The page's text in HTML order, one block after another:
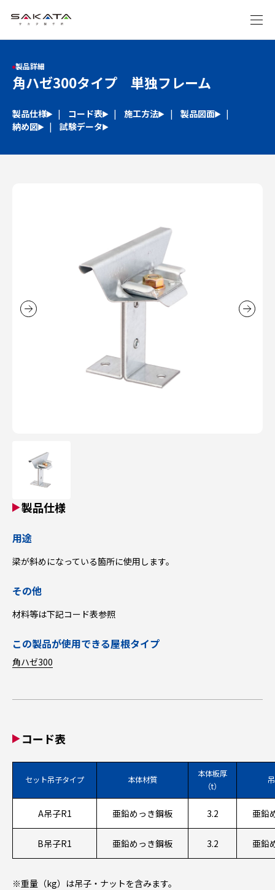
製品詳細
角ハゼ300タイプ 単独フレーム
製品仕様 コード表 施工方法
製品図面
納め図
試験データ
製品仕様
用途
梁が斜めになっている箇所に使用します。
その他
材料等は下記コード表参照
この製品が使用できる屋根タイプ
角ハゼ300
コード表
セット吊子タイプ 本体材質
本体板厚
（t）
A吊子R1 亜鉛めっき鋼板 3.2 亜鉛
B吊子R1 亜鉛めっき鋼板 3.2 亜鉛
※重量（kg）は吊子・ナットを含みます。